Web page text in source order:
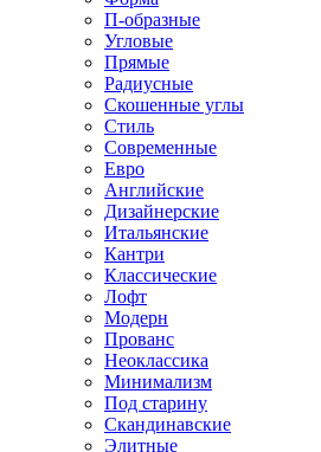
П-образные
Угловые
Прямые
Радиусные
Скошенные углы
Стиль
Современные
Евро
Английские
Дизайнерские
Итальянские
Кантри
Классические
Лофт
Модерн
Прованс
Неоклассика
Минимализм
Под старину
Скандинавские
Элитные